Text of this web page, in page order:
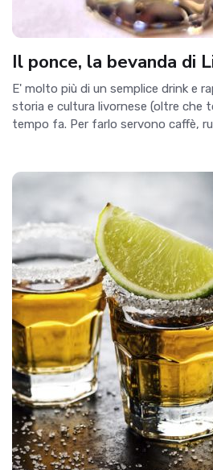
Il ponce, la bevanda di
E' molto più di un semplice drink e
storia e cultura livornese (oltre che
tempo fa. Per farlo servono caffè,